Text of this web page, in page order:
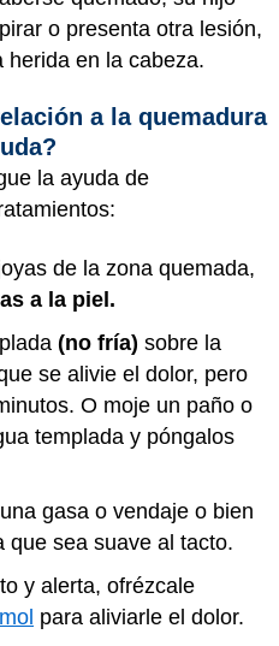
o presenta otra lesión,
herida en la cabeza.
a la quemadura
la ayuda de
de la zona quemada,
a la piel.
(no fría) sobre la
se alivie el dolor, pero
O moje un paño o
templada y póngalos
gasa o vendaje o bien
que sea suave al tacto.
y alerta, ofrézcale
para aliviarle el dolor.